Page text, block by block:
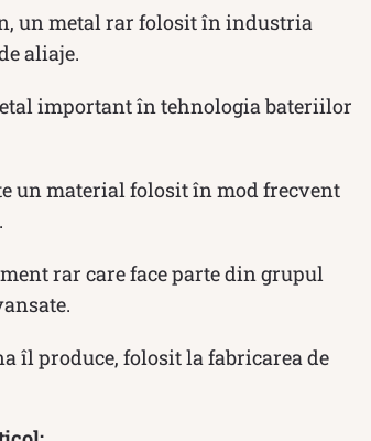
un metal rar folosit în industria
aliaje.
important în tehnologia bateriilor
un material folosit în mod frecvent
rar care face parte din grupul
îl produce, folosit la fabricarea de